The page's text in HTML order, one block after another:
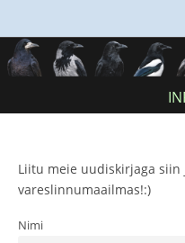
content
Liitu meie uudiskirjaga
vareslinnumaailmas!:)
Nimi